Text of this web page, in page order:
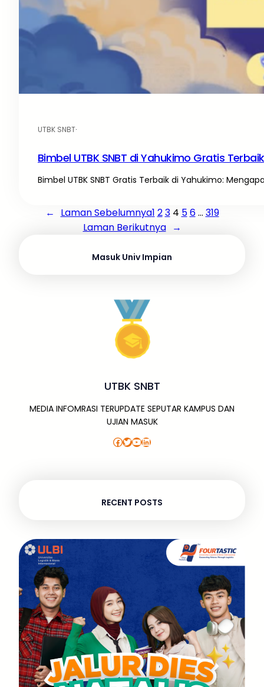
UTBK SNBT·
Bimbel UTBK SNBT di Yahukimo Gratis Terbaik
Bimbel UTBK SNBT Gratis Terbaik di Yahukimo:
← Laman Sebelumnya1 23 4 56… 319
Laman Berikutnya →
Masuk Univ Impian
UTBK SNBT
MEDIA INFOMRASI TERUPDATE SEPUTAR KAMPUS DAN
UJIAN MASUK
Facebook Twitter YouTube LinkedIn
RECENT POSTS